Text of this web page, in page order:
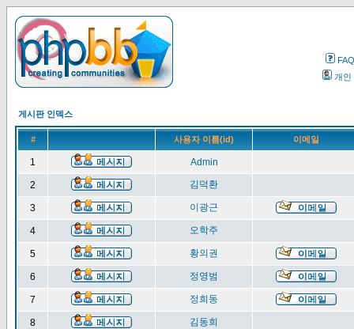
FAQ
개인
게시판 인덱스
# 사용자 이름(id) 이메일
1 Admin
2 김덕환
3 이광근
4 오학주
5 황의권
6 정영범
7 정희동
8 김동희